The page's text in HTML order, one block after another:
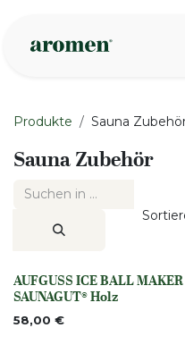
Produkte Sauna
Sauna Zubehör
None
AUFGUSS ICE BALL MAKER
SAUNAGUT® Holz
58,00 €